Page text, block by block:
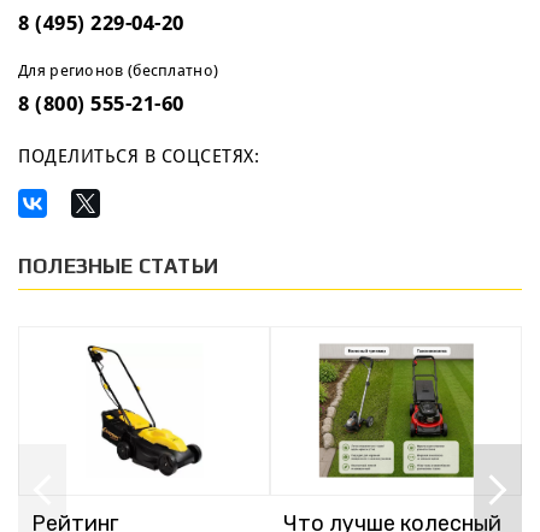
8 (495) 229-04-20
Для регионов (бесплатно)
8 (800) 555-21-60
ПОДЕЛИТЬСЯ В СОЦСЕТЯХ:
ПОЛЕЗНЫЕ СТАТЬИ
Рейтинг Что лучше колесный